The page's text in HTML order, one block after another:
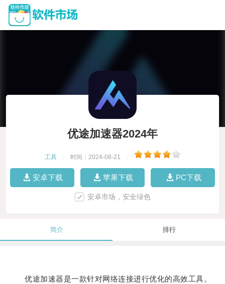
优途加速器2024年
工具 时间：2024-08-21
安卓下载 苹果下载 PC下载
安卓市场，安全绿色
简介 排行
优途加速器是一款针对网络连接进行优化的高效工具。